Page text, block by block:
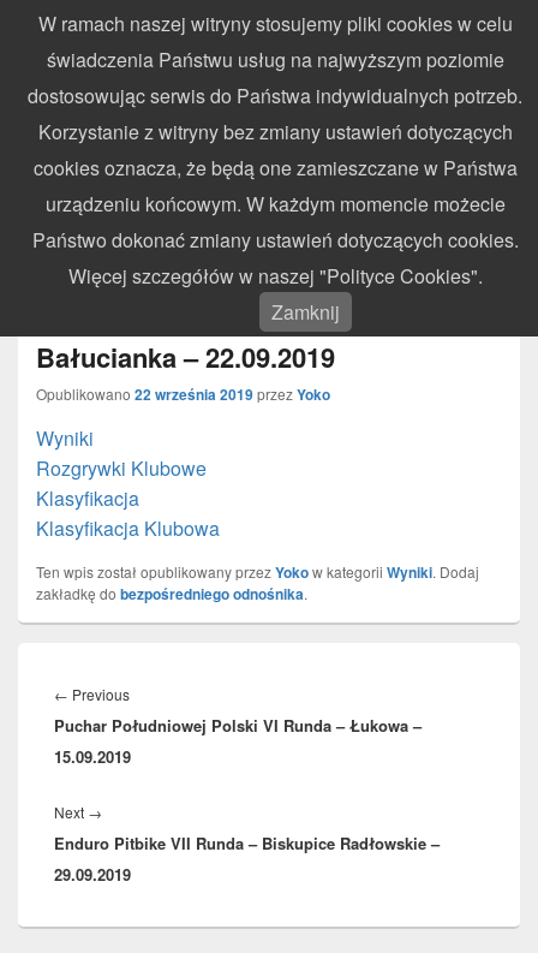
WynikiZawodow.pl
Profesjonalny elektroniczny pomiar czasu – chronometraż zawodów
sportowych
Search
for:
Search
Otwarte Mistrzostwa Województwa
Podkarpackiego IV Runda –
Bałucianka – 22.09.2019
Opublikowano 22 września 2019przezYoko
Wyniki
Rozgrywki Klubowe
Klasyfikacja
Klasyfikacja Klubowa
Ten wpis został opublikowany przezYokow kategorii Wyniki. Dodaj
zakładkę do bezpośredniego odnośnika.
wpisu
← PreviousPrevious
post:
Puchar Południowej Polski VI Runda – Łukowa –
15.09.2019
Next →
post:
Enduro Pitbike VII Runda – Biskupice Radłowskie –
29.09.2019
W ramach naszej witryny stosujemy pliki cookies w celu
świadczenia Państwu usług na najwyższym poziomie
dostosowując serwis do Państwa indywidualnych potrzeb.
Korzystanie z witryny bez zmiany ustawień dotyczących
cookies oznacza, że będą one zamieszczane w Państwa
urządzeniu końcowym. W każdym momencie możecie
Państwo dokonać zmiany ustawień dotyczących cookies.
Więcej szczegółów w naszej "Polityce Cookies".
Zamknij